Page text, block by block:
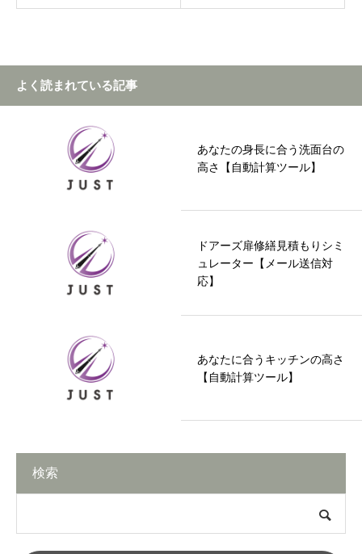
よく読まれている記事
あなたの身長に合う洗面台の
高さ【自動計算ツール】
ドアーズ扉修繕見積もりシミ
ュレーター【メール送信対
応】
あなたに合うキッチンの高さ
【自動計算ツール】
検索